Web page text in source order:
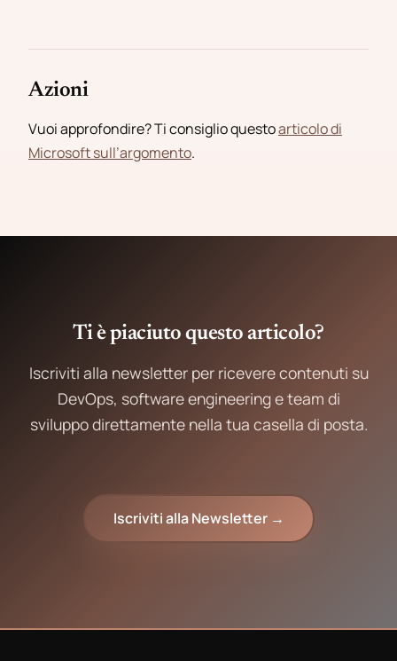
Azioni
Vuoi approfondire? Ti consiglio questoarticolo di
Microsoft sull’argomento.
Ti è piaciuto questo articolo?
Iscriviti alla newsletter per ricevere contenuti su
DevOps, software engineering e team di
sviluppo direttamente nella tua casella di posta.
Iscriviti alla Newsletter →